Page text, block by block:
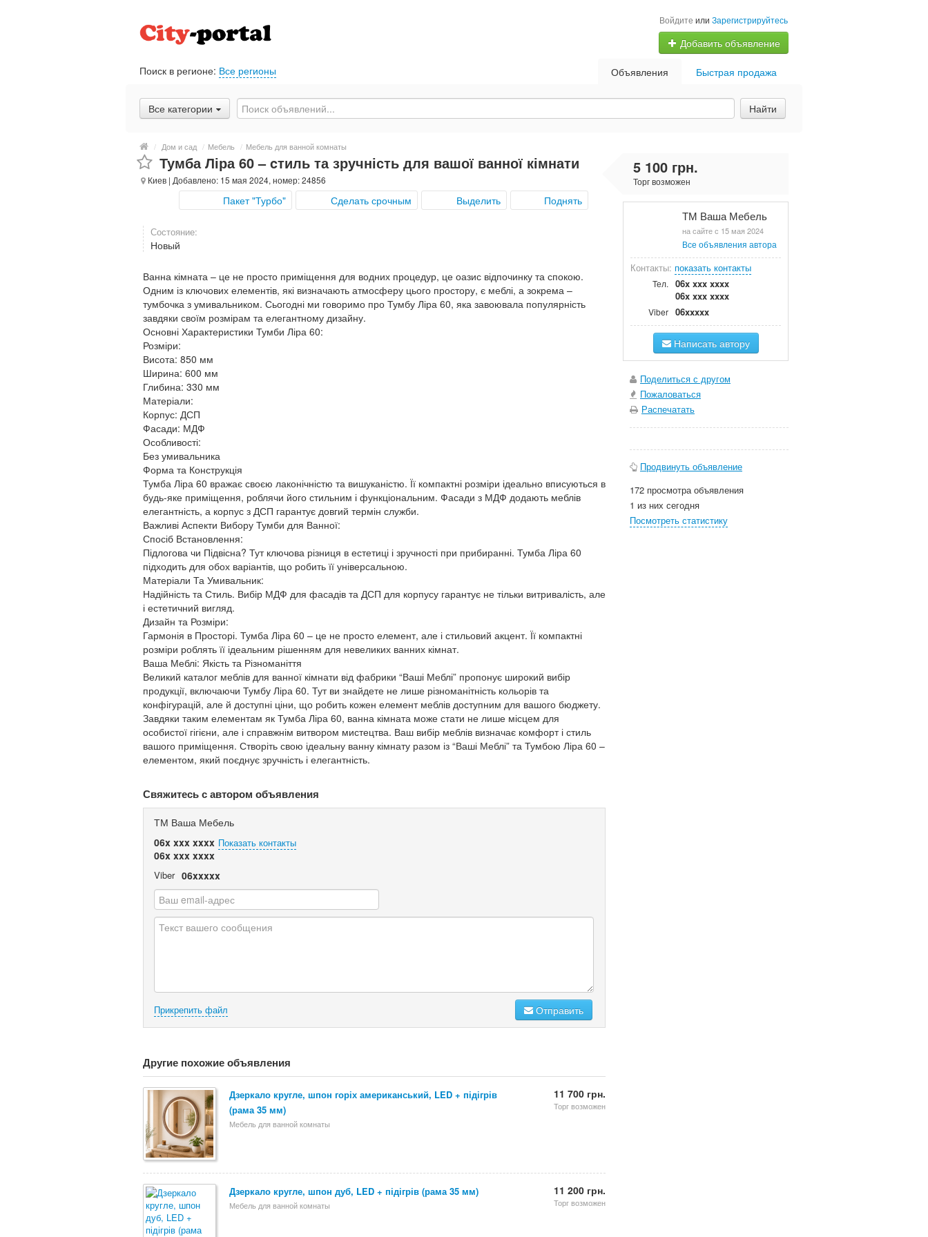
Войдите или Зарегистрируйтесь
Добавить объявление
Поиск в регионе: Все регионы Быстрая продажа
Объявления
Все категории Найти
/ Дом и сад / Мебель / Мебель для ванной комнаты
Тумба Ліра 60 – cтиль та зручність для вашої ванної кімнати
Киев | Добавлено: 15 мая 2024, номер: 24856
Пакет "Турбо" Сделать срочным Выделить Поднять
Состояние:
Новый
Ванна кімната – це не просто приміщення для водних процедур, це оазис відпочинку та спокою.
Одним із ключових елементів, які визначають атмосферу цього простору, є меблі, а зокрема –
тумбочка з умивальником. Сьогодні ми говоримо про Тумбу Ліра 60, яка завоювала популярність
завдяки своїм розмірам та елегантному дизайну.
Основні Характеристики Тумби Ліра 60:
Розміри:
Висота: 850 мм
Ширина: 600 мм
Глибина: 330 мм
Матеріали:
Корпус: ДСП
Фасади: МДФ
Особливості:
Без умивальника
Форма та Конструкція
Тумба Ліра 60 вражає своєю лаконічністю та вишуканістю. Її компактні розміри ідеально вписуються в
будь-яке приміщення, роблячи його стильним і функціональним. Фасади з МДФ додають меблів
елегантність, а корпус з ДСП гарантує довгий термін служби.
Важливі Аспекти Вибору Тумби для Ванної:
Спосіб Встановлення:
Підлогова чи Підвісна? Тут ключова різниця в естетиці і зручності при прибиранні. Тумба Ліра 60
підходить для обох варіантів, що робить її універсальною.
Матеріали Та Умивальник:
Надійність та Стиль. Вибір МДФ для фасадів та ДСП для корпусу гарантує не тільки витривалість, але
і естетичний вигляд.
Дизайн та Розміри:
Гармонія в Просторі. Тумба Ліра 60 – це не просто елемент, але і стильовий акцент. Її компактні
розміри роблять її ідеальним рішенням для невеликих ванних кімнат.
Ваша Меблі: Якість та Різноманіття
Великий каталог меблів для ванної кімнати від фабрики “Ваші Меблі” пропонує широкий вибір
продукції, включаючи Тумбу Ліра 60. Тут ви знайдете не лише різноманітність кольорів та
конфігурацій, але й доступні ціни, що робить кожен елемент меблів доступним для вашого бюджету.
Завдяки таким елементам як Тумба Ліра 60, ванна кімната може стати не лише місцем для
особистої гігієни, але і справжнім витвором мистецтва. Ваш вибір меблів визначає комфорт і стиль
вашого приміщення. Створіть свою ідеальну ванну кімнату разом із “Ваші Меблі” та Тумбою Ліра 60 –
елементом, який поєднує зручність і елегантність.
Свяжитесь с автором объявления
ТМ Ваша Мебель
06x xxx xxxx Показать контакты
06x xxx xxxx
Viber 06xxxxx
Прикрепить файл Отправить
Другие похожие объявления
Дзеркало кругле, шпон горіх американський, LED + підігрів
(рама 35 мм)
Мебель для ванной комнаты
11 700 грн.
Торг возможен
Дзеркало кругле, шпон дуб, LED + підігрів (рама 35 мм)
Мебель для ванной комнаты
11 200 грн.
Торг возможен
5 100 грн.
Торг возможен
ТМ Ваша Мебель
на сайте с 15 мая 2024
Все объявления автора
Контакты: показать контакты
Тел.
06x xxx xxxx
06x xxx xxxx
Viber 06xxxxx
Написать автору
Поделиться с другом
Пожаловаться
Распечатать
Продвинуть объявление
172 просмотра объявления
1 из них сегодня
Посмотреть статистику